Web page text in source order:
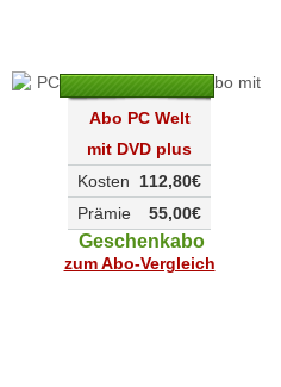
Abo PC Welt
mit DVD plus
112,80€
Kosten
55,00€
Prämie
Geschenkabo
zum Abo-Vergleich